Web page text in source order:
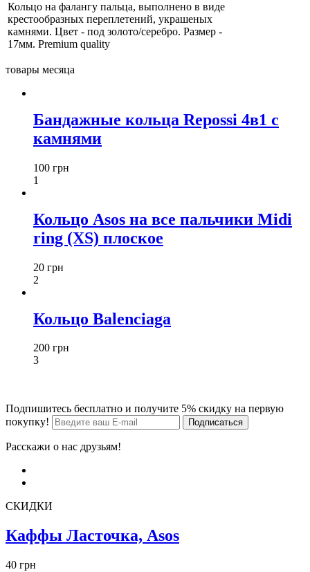
Кольцо на фалангу пальца, выполнено в виде
крестообразных переплетений, украшеных
камнями. Цвет - под золото/серебро. Размер -
17мм. Premium quality
товары месяца
Бандажные кольца Repossi 4в1 с
камнями
100 грн
1
Кольцо Asos на все пальчики Midi
ring (XS) плоское
20 грн
2
Кольцо Balenciaga
200 грн
3
Подпишитесь бесплатно и получите 5% скидку на первую
покупку!
Расскажи о нас друзьям!
СКИДКИ
Каффы Ласточка, Asos
40 грн